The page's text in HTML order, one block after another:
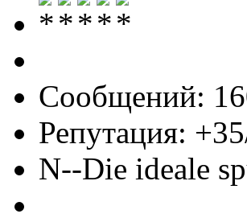
Сообщений:
Репутация:
N--Die ideale